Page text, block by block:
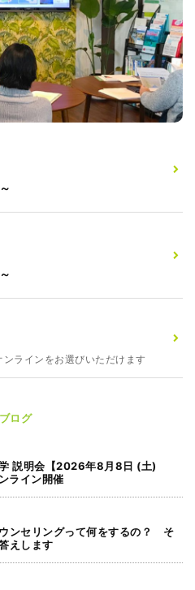
ラインをお選びいただけます
ログ
説明会【2026年8月8日 (土)
ライン開催
ンセリングって何をするの？ そ
えします